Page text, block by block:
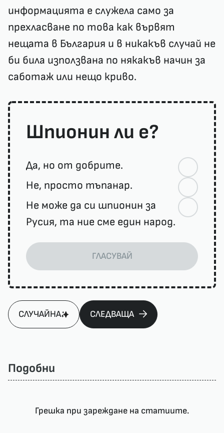
информацията е служела само за
прехласване по това как вървят
нещата в България и в никакъв случай не
би била използвана по някакъв начин за
саботаж или нещо криво.
Шпионин ли е?
Да, но от добрите.
Не, просто тъпанар.
Не може да си шпионин за
Русия, та ние сме един народ.
ГЛАСУВАЙ
СЛУЧАЙНА СЛЕДВАЩА
Подобни
Грешка при зареждане на статиите.